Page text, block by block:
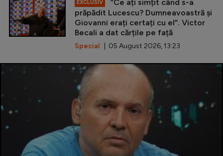
EXCLUSIV
”Ce ați simțit când s-a
prăpădit Lucescu? Dumneavoastră și
Giovanni erați certați cu el”. Victor
Becali a dat cărțile pe față
Special | 05 August 2026, 13:23